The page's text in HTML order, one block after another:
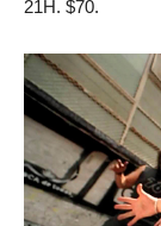
21H. $70.